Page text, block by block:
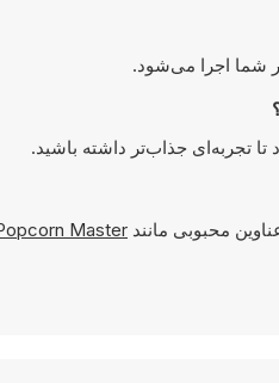
محبوبی مانند Master